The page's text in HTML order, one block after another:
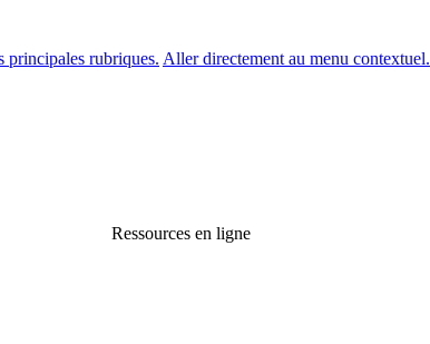
principales rubriques. Aller directement au menu contextuel.
Ressources en ligne